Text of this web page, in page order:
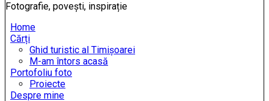
Fotografie, povești, inspirație
Home
Cărți
Ghid turistic al Timișoarei
M-am întors acasă
Portofoliu foto
Proiecte
Despre mine